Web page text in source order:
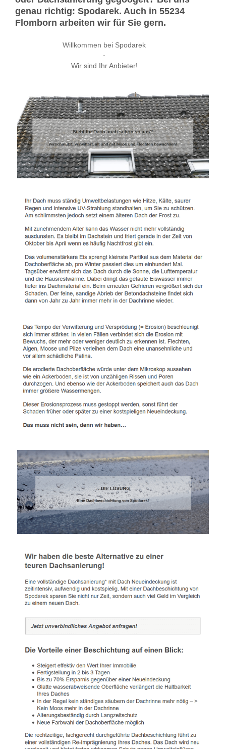
genau richtig: Spodarek. Auch in 55234
Flomborn arbeiten wir für Sie gern.
Willkommen bei Spodarek
-
Wir sind Ihr Anbieter!